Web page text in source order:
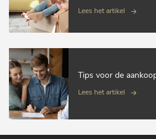
Lees het artikel
Tips voor de
Lees het artikel